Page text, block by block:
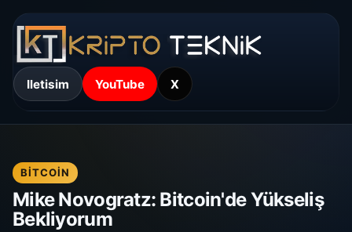
Iletisim YouTube X
BITCOIN
Mike Novogratz: Bitcoin'de Yükseliş
Bekliyorum